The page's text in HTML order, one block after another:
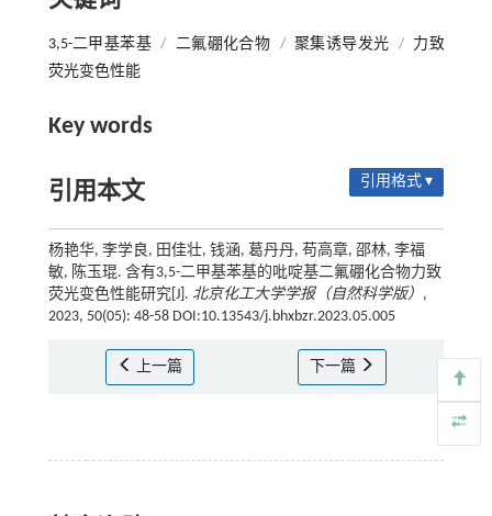
3,5-二甲基苯基 / 二氟硼化合物 / 聚集诱导发光 /
力致
荧光变色性能
Key words
引用本文 引用格式 ▾
杨艳华, 李学良, 田佳壮, 钱涵, 葛丹丹, 苟高章, 邵林, 李福
敏, 陈玉琨. 含有3,5-二甲基苯基的吡啶基二氟硼化合物力致
荧光变色性能研究[J]. 北京化工大学学报（自然科学版） ,
2023, 50(05): 48-58 DOI:10.13543/j.bhxbzr.2023.05.005
上一篇 下一篇